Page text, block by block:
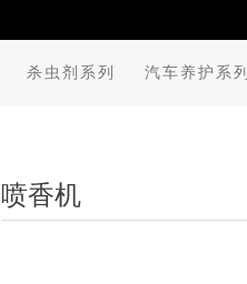
杀虫剂系列 汽车养护系列
喷香机